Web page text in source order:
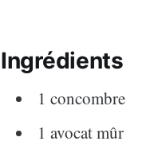
Ingrédients
1 concombre
1 avocat mûr